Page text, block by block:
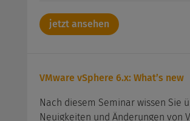
jetzt ansehen
VMware vSphere 6.x: What’s new
Nach diesem Seminar wissen Sie
Neuigkeiten und Änderungen von